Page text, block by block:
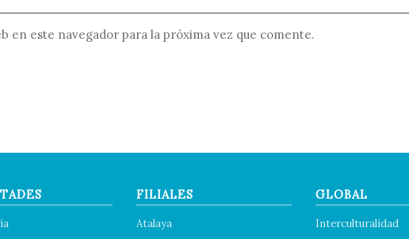
en este navegador para la próxima vez que comente.
FILIALES
Atalaya
GLOBAL
Interculturalidad